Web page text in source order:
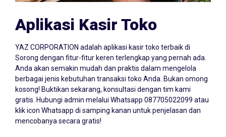
Aplikasi Kasir Toko
YAZ CORPORATION adalah aplikasi kasir toko terbaik di
Sorong dengan fitur-fitur keren terlengkap yang pernah ada.
Anda akan semakin mudah dan praktis dalam mengelola
berbagai jenis kebutuhan transaksi toko Anda. Bukan omong
kosong! Buktikan sekarang, konsultasi dengan tim kami
gratis. Hubungi admin melalui Whatsapp 087705022099 atau
klik icon Whatsapp di samping kanan untuk penjelasan dan
mencobanya secara gratis!